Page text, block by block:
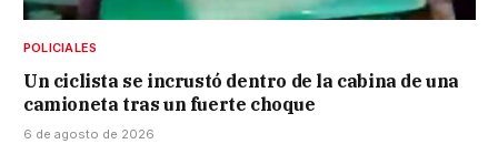
POLICIALES
Un ciclista se incrustó dentro de la cabina de una
camioneta tras un fuerte choque
6 de agosto de 2026